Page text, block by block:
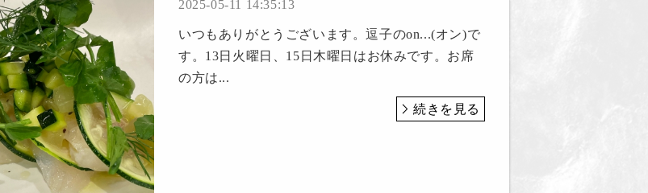
2025-05-11 14:35:13
いつもありがとうございます。逗子のon...(オン)で
す。13日火曜日、15日木曜日はお休みです。お席
の方は...
続きを見る